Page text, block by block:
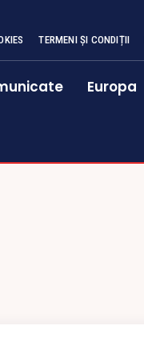
TERMENI ȘI CONDIȚII
Europa